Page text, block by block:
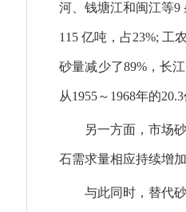
河、钱塘江和闽江等9
115 亿吨，占23%; 工
砂量减少了89%，长
从1955～1968年的
另一方面，市场砂
石需求量相应持续增
与此同时，替代砂